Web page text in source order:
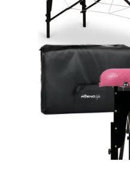
hviezdičiek.